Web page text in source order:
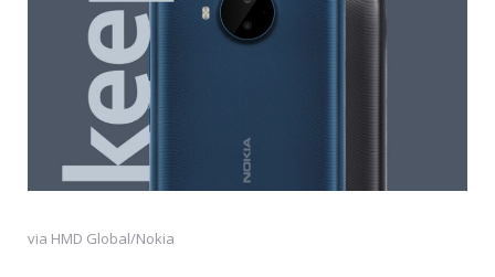
via HMD Global/Nokia